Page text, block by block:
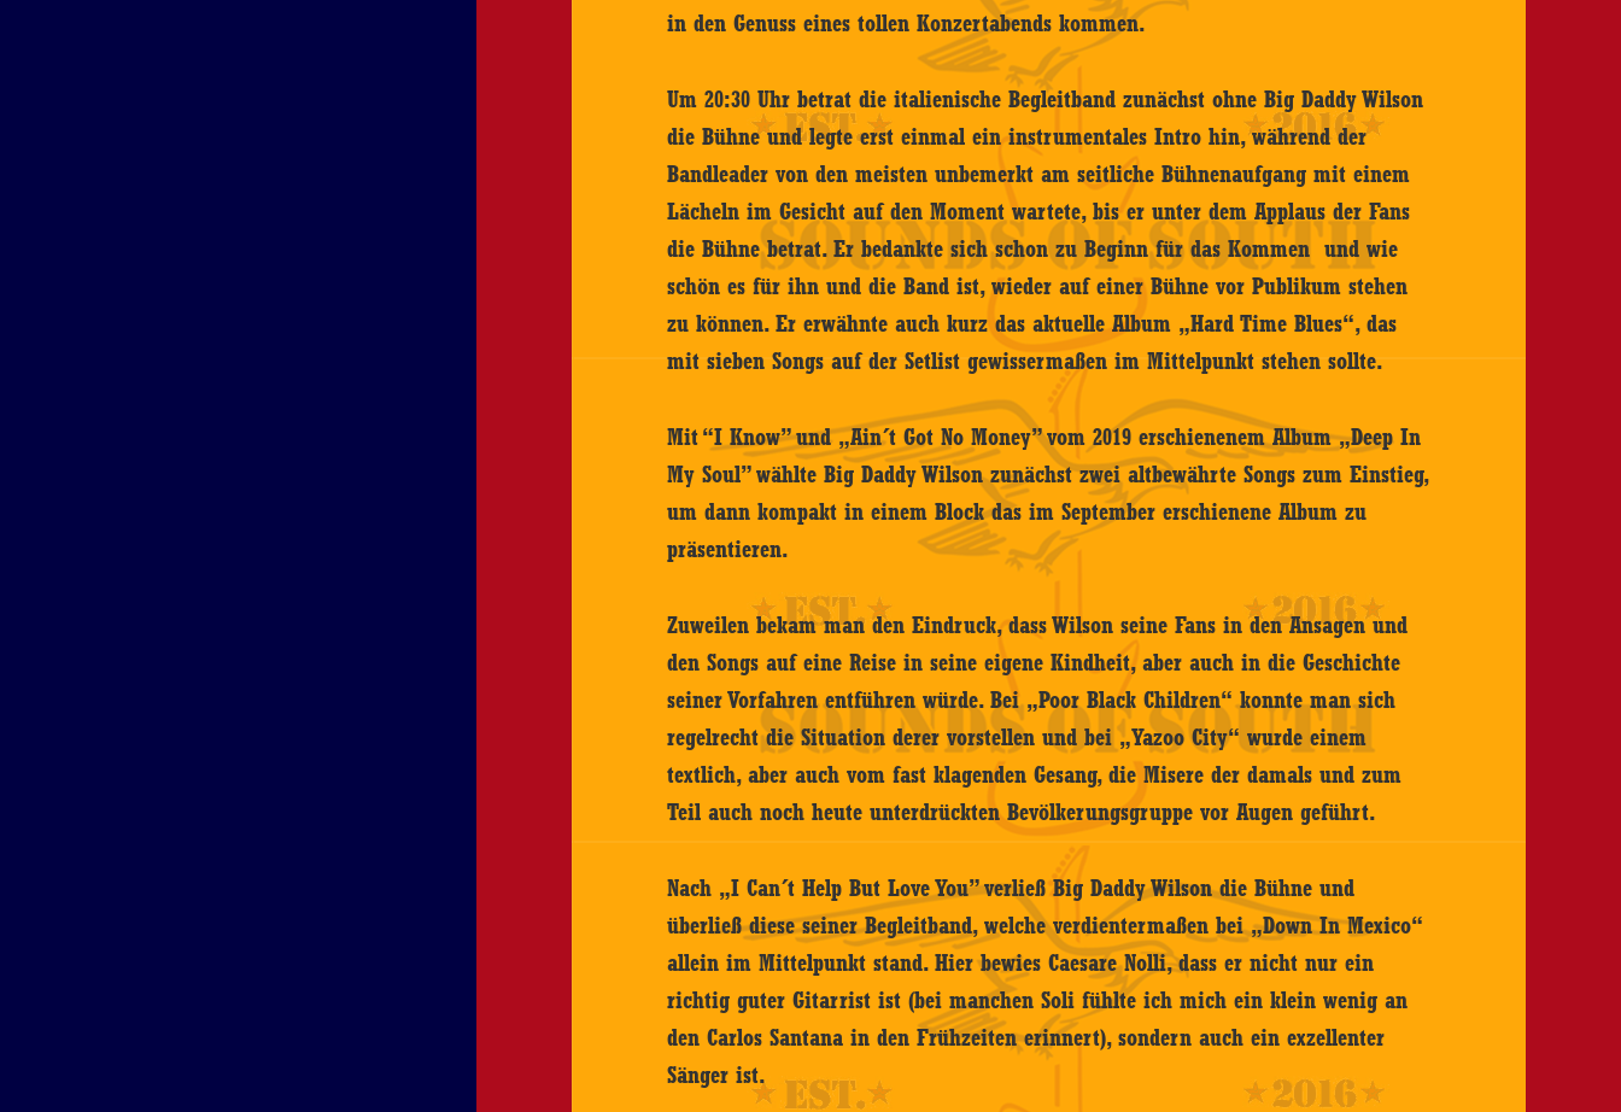
in den Genuss eines tollen Konzertabends kommen.
Um 20:30 Uhr betrat die italienische Begleitband zunächst ohne Big Daddy Wilson
die Bühne und legte erst einmal ein instrumentales Intro hin, während der
Bandleader von den meisten unbemerkt am seitliche Bühnenaufgang mit einem
Lächeln im Gesicht auf den Moment wartete, bis er unter dem Applaus der Fans
die Bühne betrat. Er bedankte sich schon zu Beginn für das Kommen und wie
schön es für ihn und die Band ist, wieder auf einer Bühne vor Publikum stehen
zu können. Er erwähnte auch kurz das aktuelle Album „Hard Time Blues“, das
mit sieben Songs auf der Setlist gewissermaßen im Mittelpunkt stehen sollte.
Mit “I Know” und „Ain´t Got No Money” vom 2019 erschienenem Album „Deep In
My Soul” wählte Big Daddy Wilson zunächst zwei altbewährte Songs zum Einstieg,
um dann kompakt in einem Block das im September erschienene Album zu
präsentieren.
Zuweilen bekam man den Eindruck, dass Wilson seine Fans in den Ansagen und
den Songs auf eine Reise in seine eigene Kindheit, aber auch in die Geschichte
seiner Vorfahren entführen würde. Bei „Poor Black Children“ konnte man sich
regelrecht die Situation derer vorstellen und bei „Yazoo City“ wurde einem
textlich, aber auch vom fast klagenden Gesang, die Misere der damals und zum
Teil auch noch heute unterdrückten Bevölkerungsgruppe vor Augen geführt.
Nach „I Can´t Help But Love You” verließ Big Daddy Wilson die Bühne und
überließ diese seiner Begleitband, welche verdientermaßen bei „Down In Mexico“
allein im Mittelpunkt stand. Hier bewies Caesare Nolli, dass er nicht nur ein
richtig guter Gitarrist ist (bei manchen Soli fühlte ich mich ein klein wenig an
den Carlos Santana in den Frühzeiten erinnert), sondern auch ein exzellenter
Sänger ist.